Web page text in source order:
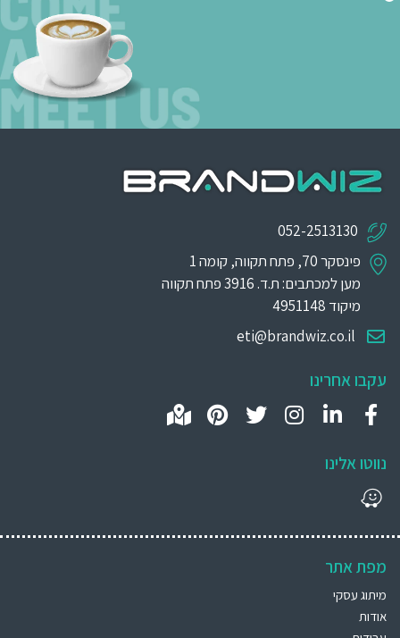
052-2513130
פינסקר 70, פתח תקווה, קומה 1
מען למכתבים: ת.ד. 3916 פתח תקווה
מיקוד 4951148
eti@brandwiz.co.il
עקבו אחרינו
נווטו אלינו
מפת אתר
מיתוג עסקי
אודות